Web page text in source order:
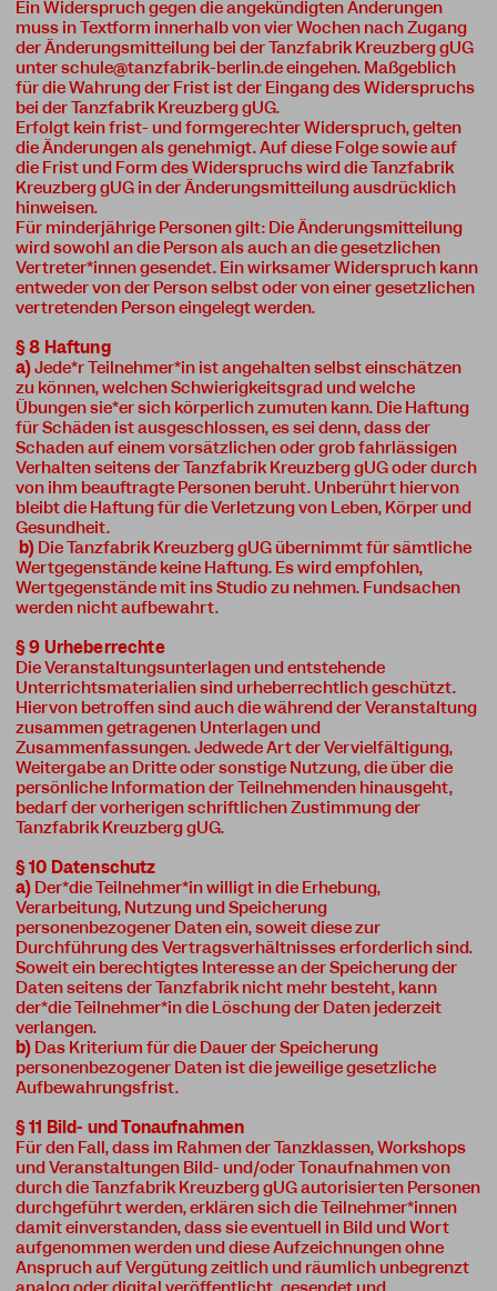
Ein Widerspruch gegen die angekündigten Änderungen
muss in Textform innerhalb von vier Wochen nach Zugang
der Änderungsmitteilung bei der Tanzfabrik Kreuzberg gUG
unterschule@tanzfabrik-berlin.deeingehen. Maßgeblich
für die Wahrung der Frist ist der Eingang des Widerspruchs
bei der Tanzfabrik Kreuzberg gUG.
Erfolgt kein frist- und formgerechter Widerspruch, gelten
die Änderungen als genehmigt. Auf diese Folge sowie auf
die Frist und Form des Widerspruchs wird die Tanzfabrik
Kreuzberg gUG in der Änderungsmitteilung ausdrücklich
hinweisen.
Für minderjährige Personen gilt: Die Änderungsmitteilung
wird sowohl an die Person als auch an die gesetzlichen
Vertreter*innen gesendet. Ein wirksamer Widerspruch kann
entweder von der Person selbst oder von einer gesetzlichen
vertretenden Person eingelegt werden.
§ 8 Haftung
a)Jede*r Teilnehmer*in ist angehalten selbst einschätzen
zu können, welchen Schwierigkeitsgrad und welche
Übungen sie*er sich körperlich zumuten kann. Die Haftung
für Schäden ist ausgeschlossen, es sei denn, dass der
Schaden auf einem vorsätzlichen oder grob fahrlässigen
Verhalten seitens der Tanzfabrik Kreuzberg gUG oder durch
von ihm beauftragte Personen beruht. Unberührt hiervon
bleibt die Haftung für die Verletzung von Leben, Körper und
Gesundheit.
b) Die Tanzfabrik Kreuzberg gUG übernimmt für sämtliche
Wertgegenstände keine Haftung. Es wird empfohlen,
Wertgegenstände mit ins Studio zu nehmen. Fundsachen
werden nicht aufbewahrt.
§ 9 Urheberrechte
Die Veranstaltungsunterlagen und entstehende
Unterrichtsmaterialien sind urheberrechtlich geschützt.
Hiervon betroffen sind auch die während der Veranstaltung
zusammen getragenen Unterlagen und
Zusammenfassungen. Jedwede Art der Vervielfältigung,
Weitergabe an Dritte oder sonstige Nutzung, die über die
persönliche Information der Teilnehmenden hinausgeht,
bedarf der vorherigen schriftlichen Zustimmung der
Tanzfabrik Kreuzberg gUG.
§ 10 Datenschutz
a) Der*die Teilnehmer*in willigt in die Erhebung,
Verarbeitung, Nutzung und Speicherung
personenbezogener Daten ein, soweit diese zur
Durchführung des Vertragsverhältnisses erforderlich sind.
Soweit ein berechtigtes Interesse an der Speicherung der
Daten seitens der Tanzfabrik nicht mehr besteht, kann
der*die Teilnehmer*in die Löschung der Daten jederzeit
verlangen.
b) Das Kriterium für die Dauer der Speicherung
personenbezogener Daten ist die jeweilige gesetzliche
Aufbewahrungsfrist.
§ 11 Bild- und Tonaufnahmen
Für den Fall, dass im Rahmen der Tanzklassen, Workshops
und Veranstaltungen Bild- und/oder Tonaufnahmen von
durch die Tanzfabrik Kreuzberg gUG autorisierten Personen
durchgeführt werden, erklären sich die Teilnehmer*innen
damit einverstanden, dass sie eventuell in Bild und Wort
aufgenommen werden und diese Aufzeichnungen ohne
Anspruch auf Vergütung zeitlich und räumlich unbegrenzt